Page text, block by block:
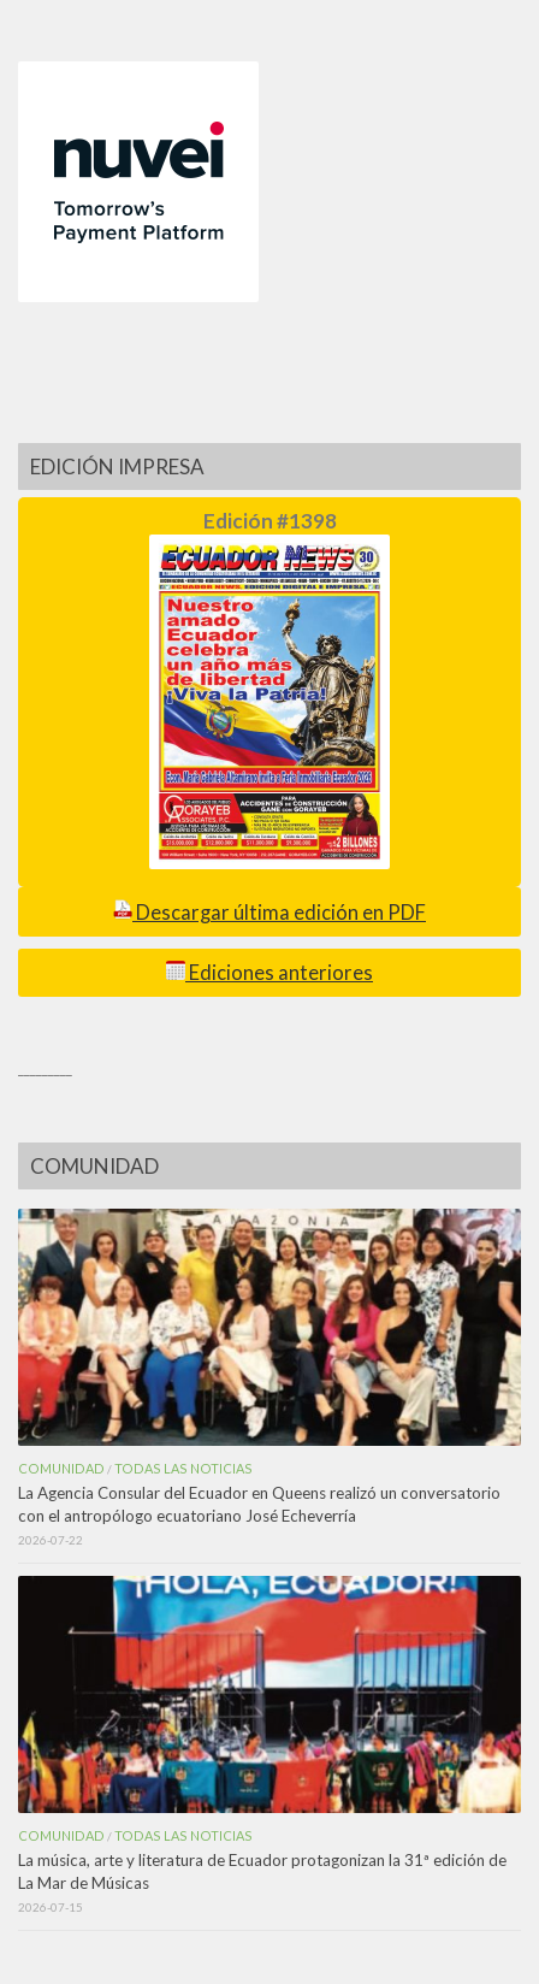
EDICIÓN IMPRESA
Edición #1398
Descargar última edición en PDF
Ediciones anteriores
COMUNIDAD
COMUNIDAD /TODAS LAS NOTICIAS
La Agencia Consular del Ecuador en Queens realizó un conversatorio
con el antropólogo ecuatoriano José Echeverría
2026-07-22
COMUNIDAD /TODAS LAS NOTICIAS
La música, arte y literatura de Ecuador protagonizan la 31ª edición de
La Mar de Músicas
2026-07-15